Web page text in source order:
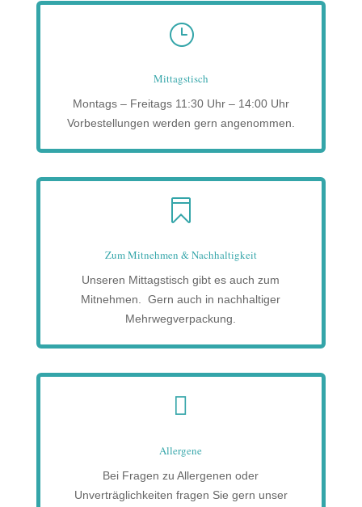
}
Mittagstisch
Montags – Freitags 11:30 Uhr – 14:00 Uhr
Vorbestellungen werden gern angenommen.

Zum Mitnehmen & Nachhaltigkeit
Unseren Mittagstisch gibt es auch zum
Mitnehmen. Gern auch in nachhaltiger
Mehrwegverpackung.

Allergene
Bei Fragen zu Allergenen oder
Unverträglichkeiten fragen Sie gern unser